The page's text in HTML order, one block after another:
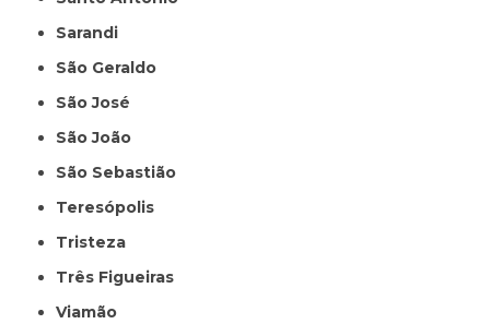
Sarandi
São Geraldo
São José
São João
São Sebastião
Teresópolis
Tristeza
Três Figueiras
Viamão